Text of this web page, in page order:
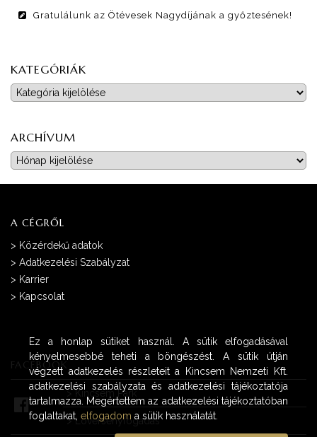
Gratulálunk az Ötévesek Nagydíjának a győztesének!
KATEGÓRIÁK
Kategóriák
ARCHÍVUM
Archívum
A CÉGRŐL
> Közérdekű adatok
> Adatkezelési Szabályzat
> Karrier
> Kapcsolat
FACEBOOK
>Kincsem Park
>Lóversenyfogadás
Ez a honlap sütiket használ. A sütik elfogadásával
kényelmesebbé teheti a böngészést. A sütik útján
végzett adatkezelés részleteit a Kincsem Nemzeti Kft.
adatkezelési szabályzata és adatkezelési tájékoztatója
tartalmazza. Megértettem az adatkezelési tájékoztatóban
foglaltakat,elfogadom a sütik használatát.